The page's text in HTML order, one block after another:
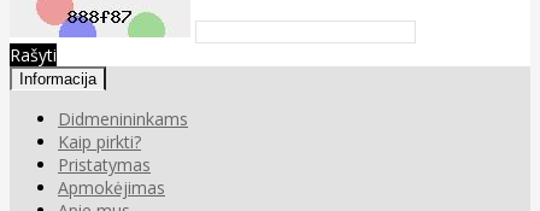
Rašyti
Informacija
Didmenininkams
Kaip pirkti?
Pristatymas
Apmokėjimas